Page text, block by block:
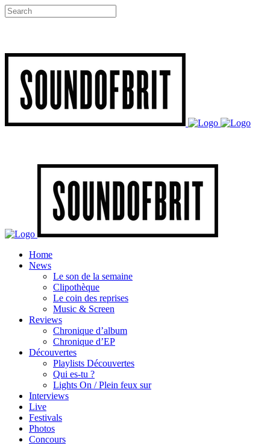
Home
News
Le son de la semaine
Clipothèque
Le coin des reprises
Music & Screen
Reviews
Chronique d’album
Chronique d’EP
Découvertes
Playlists Découvertes
Qui es-tu ?
Lights On / Plein feux sur
Interviews
Live
Festivals
Photos
Concours